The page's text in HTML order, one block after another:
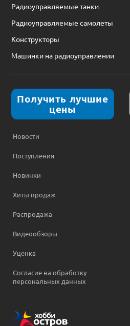
Радиоуправляемые танки
Радиоуправляемые самолеты
Конструкторы
Машинки на радиоуправлении
Получить лучшие
цены
Новости
Поступления
Новинки
Хиты продаж
Распродажа
Видеообзоры
Уценка
Согласие на обработку
персональных данных